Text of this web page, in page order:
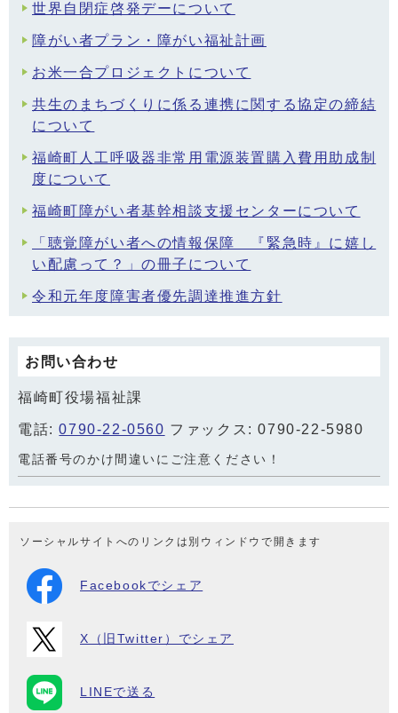
世界自閉症啓発デーについて
障がい者プラン・障がい福祉計画
お米一合プロジェクトについて
共生のまちづくりに係る連携に関する協定の締結
について
福崎町人工呼吸器非常用電源装置購入費用助成制
度について
福崎町障がい者基幹相談支援センターについて
「聴覚障がい者への情報保障 『緊急時』に嬉し
い配慮って？」の冊子について
令和元年度障害者優先調達推進方針
お問い合わせ
福崎町役場福祉課
電話:0790-22-0560 ファックス: 0790-22-5980
電話番号のかけ間違いにご注意ください！
ソーシャルサイトへのリンクは別ウィンドウで開きます
Facebookでシェア
X（旧Twitter）でシェア
LINEで送る